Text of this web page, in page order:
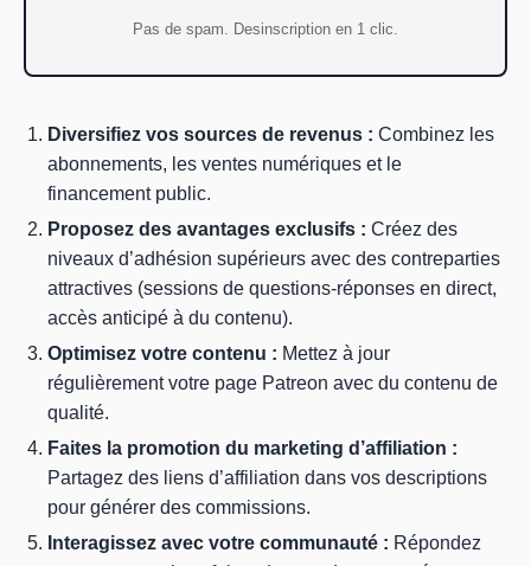
Pas de spam. Desinscription en 1 clic.
Diversifiez vos sources de revenus : Combinez les
abonnements, les ventes numériques et le
financement public.
Proposez des avantages exclusifs : Créez des
niveaux d’adhésion supérieurs avec des contreparties
attractives (sessions de questions-réponses en direct,
accès anticipé à du contenu).
Optimisez votre contenu : Mettez à jour
régulièrement votre page Patreon avec du contenu de
qualité.
Faites la promotion du marketing d’affiliation :
Partagez des liens d’affiliation dans vos descriptions
pour générer des commissions.
Interagissez avec votre communauté : Répondez